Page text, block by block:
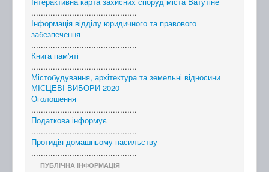
............................................
Інформація відділу юридичного та правового
забезпечення
............................................
Книга пам'яті
............................................
Містобудування, архітектура та земельні відносини
МІСЦЕВІ ВИБОРИ 2020
Оголошення
............................................
Податкова інформує
............................................
Протидія домашньому насильству
............................................
ПУБЛІЧНА ІНФОРМАЦІЯ